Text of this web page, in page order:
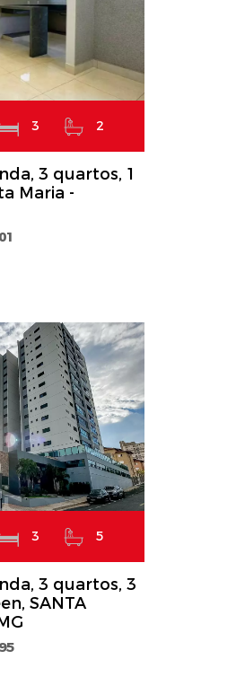
3 2
3 quartos, 1
Maria -
3 5
3 quartos, 3
SANTA